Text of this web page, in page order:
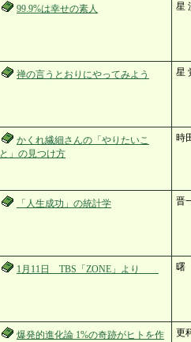
99.9%は幸せの素人 星
禅の言うとおりにやってみよう 星
かくれ繊細さんの「やりたいこ
と」の見つけ方
時
「人生成功」の統計学 晋
1月11日 TBS「ZONE」より 曙
爆発的進化論 1%の奇跡がヒトを作
更